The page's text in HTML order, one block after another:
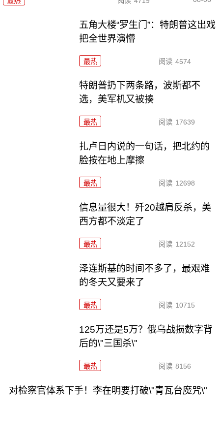
五角大楼“罗生门”：特朗普这出戏
把全世界演懵
最热 阅读 4574
特朗普扔下两条路，波斯都不
选，美军机又被揍
最热 阅读 17639
扎卢日内说的一句话，把北约的
脸按在地上摩擦
最热 阅读 12698
信息量很大！歼20越肩反杀，美
西方都不淡定了
最热 阅读 12152
泽连斯基的时间不多了，最艰难
的冬天又要来了
最热 阅读 10715
125万还是5万？俄乌战损数字背
后的\"三国杀\"
最热 阅读 8156
对检察官体系下手！李在明要打破\"青瓦台魔咒\"